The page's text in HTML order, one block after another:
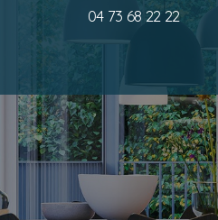
04 73 68 22 22